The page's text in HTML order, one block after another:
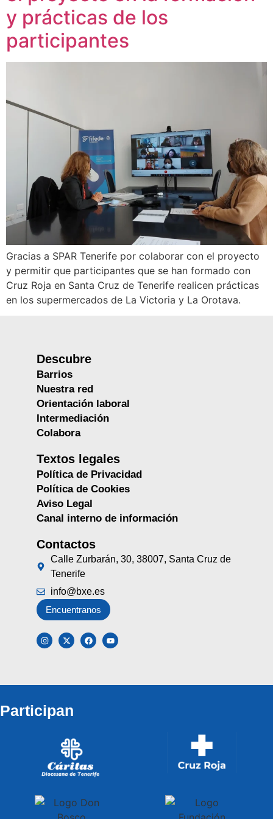
y prácticas de los
participantes
Gracias a SPAR Tenerife por colaborar con el proyecto
y permitir que participantes que se han formado con
Cruz Roja en Santa Cruz de Tenerife realicen prácticas
en los supermercados de La Victoria y La Orotava.
Descubre
Barrios
Nuestra red
Orientación laboral
Intermediación
Colabora
Textos legales
Política de Privacidad
Política de Cookies
Aviso Legal
Canal interno de información
Contactos
Calle Zurbarán, 30, 38007, Santa Cruz de
Tenerife
info@bxe.es
Encuentranos
Participan